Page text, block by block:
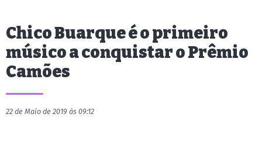
Chico Buarque é o primeiro
músico a conquistar o Prêmio
Camões
22 de Maio de 2019 às 09:12